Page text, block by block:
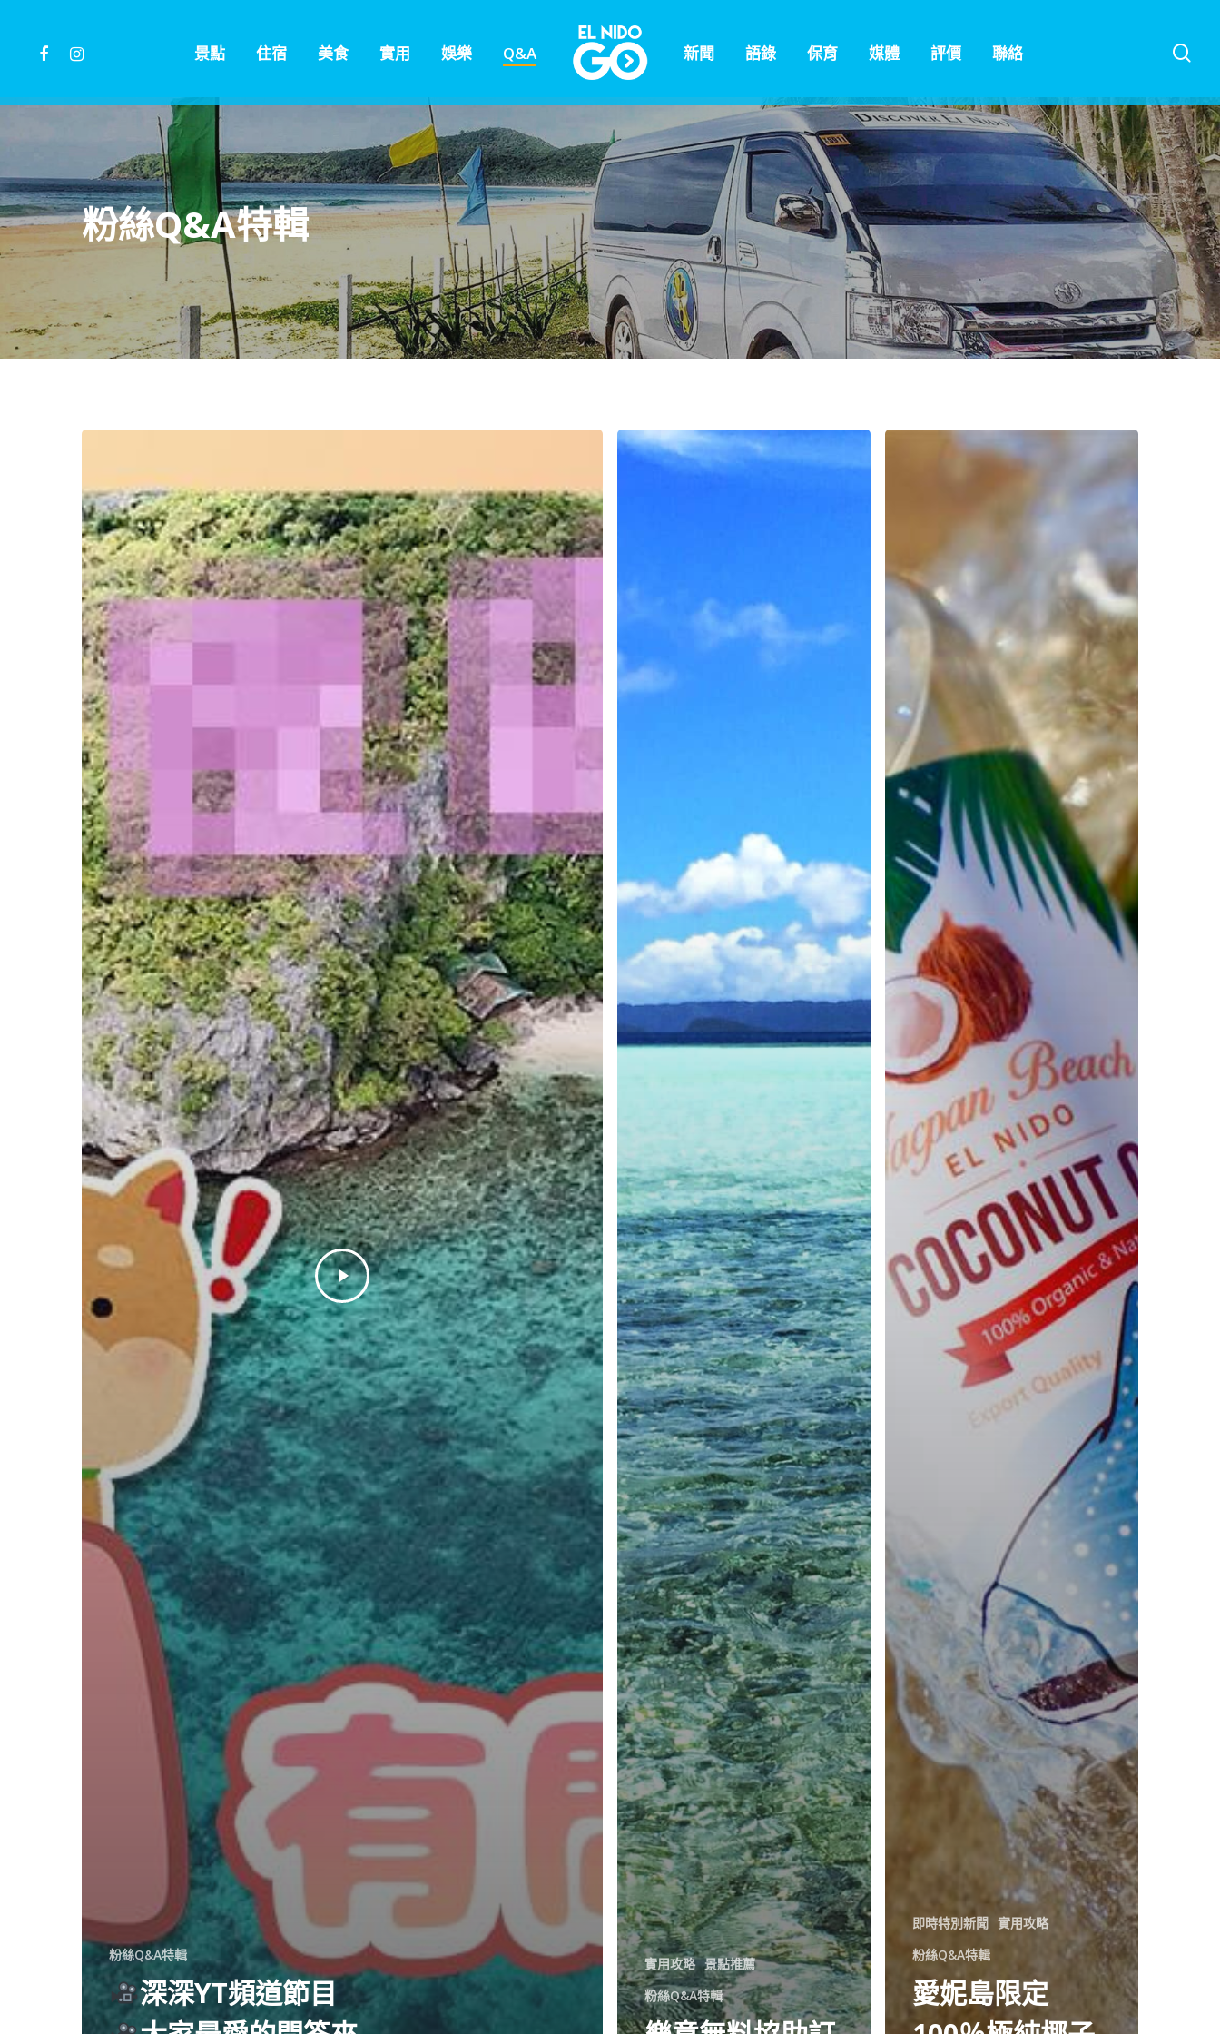
Hit enter to search or ESC to close
景點 住宿 美食 實用 娛樂 Q&A 新聞 語錄 保育 媒體 評價 聯絡
facebookinstagram
粉絲Q&A特輯
粉絲Q&A特輯
深深YT頻道節目
實用攻略 景點推薦
粉絲Q&A特輯
即時特別新聞 實用攻略
粉絲Q&A特輯
愛妮島限定